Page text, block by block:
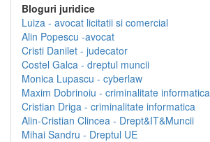
Bloguri juridice
Luiza - avocat licitatii si comercial
Alin Popescu -avocat
Cristi Danilet - judecator
Costel Galca - dreptul muncii
Monica Lupascu - cyberlaw
Maxim Dobrinoiu - criminalitate informatica
Cristian Driga - criminalitate informatica
Alin-Cristian Clincea - Drept&IT&Muncii
Mihai Sandru - Dreptul UE